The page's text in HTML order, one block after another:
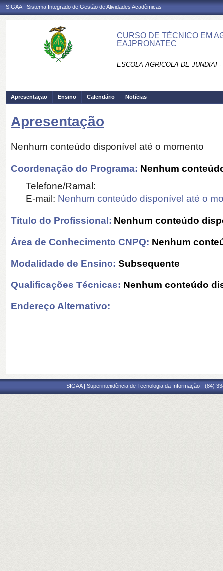
SIGAA - Sistema Integrado de Gestão de Atividades Acadêmicas
CURSO DE TÉCNICO EM
EAJPRONATEC
ESCOLA AGRICOLA DE JUNDIAI
Apresentação Ensino Calendário Notícias
Apresentação
Nenhum conteúdo disponível até o momento
Coordenação do Programa: Nenhum
Telefone/Ramal:
E-mail: Nenhum conteúdo disponível até o
Título do Profissional: Nenhum conteúdo
Área de Conhecimento CNPQ: Nenhum
Modalidade de Ensino: Subsequente
Qualificações Técnicas: Nenhum conteúdo
Endereço Alternativo:
SIGAA | Superintendência de Tecnologia da Informação - (84)